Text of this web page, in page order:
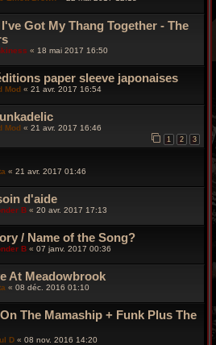
Got My Thang Together - The
« 18 mai 2017 16:50
paper sleeve japonaises
Mod « 21 avr. 2017 16:54
Mod « 21 avr. 2017 16:46
1 2 3
« 21 avr. 2017 01:46
d'aide
B « 20 avr. 2017 17:13
/ Name of the Song?
B « 07 janv. 2017 00:36
At Meadowbrook
« 08 déc. 2016 01:10
The Mamaship + Funk Plus The
D « 08 nov. 2016 14:20